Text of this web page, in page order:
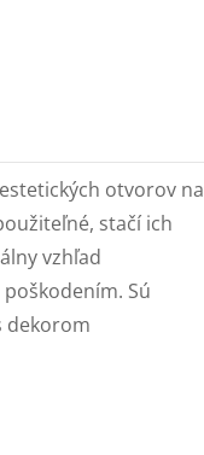
otvorov na
stačí ich
vzhľad
Sú
dekorom